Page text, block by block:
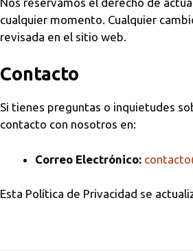
cualquier momento. Cualquier
revisada en el sitio web.
Contacto
Si tienes preguntas o inquietudes
contacto con nosotros en:
Correo Electrónico:
Esta Política de Privacidad se